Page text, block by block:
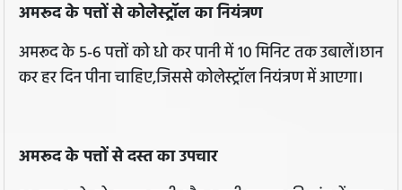
अमरूद के पत्तों से कोलेस्ट्रॉल का नियंत्रण
अमरूद के 5-6 पत्तों को धो कर पानी में 10 मिनिट तक उबालें।छान
कर हर दिन पीना चाहिए,जिससे कोलेस्ट्रॉल नियंत्रण में आएगा।
अमरूद के पत्तों से दस्त का उपचार